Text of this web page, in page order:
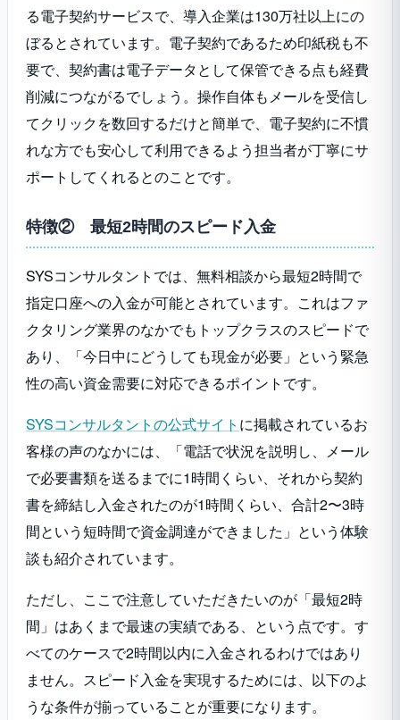
る電子契約サービスで、導入企業は130万社以上にの
ぼるとされています。電子契約であるため印紙税も不
要で、契約書は電子データとして保管できる点も経費
削減につながるでしょう。操作自体もメールを受信し
てクリックを数回するだけと簡単で、電子契約に不慣
れな方でも安心して利用できるよう担当者が丁寧にサ
ポートしてくれるとのことです。
特徴② 最短2時間のスピード入金
SYSコンサルタントでは、無料相談から最短2時間で
指定口座への入金が可能とされています。これはファ
クタリング業界のなかでもトップクラスのスピードで
あり、「今日中にどうしても現金が必要」という緊急
性の高い資金需要に対応できるポイントです。
SYSコンサルタントの公式サイト に掲載されているお
客様の声のなかには、「電話で状況を説明し、メール
で必要書類を送るまでに1時間くらい、それから契約
書を締結し入金されたのが1時間くらい、合計2〜3時
間という短時間で資金調達ができました」という体験
談も紹介されています。
ただし、ここで注意していただきたいのが「最短2時
間」はあくまで最速の実績である、という点です。す
べてのケースで2時間以内に入金されるわけではあり
ません。スピード入金を実現するためには、以下のよ
うな条件が揃っていることが重要になります。